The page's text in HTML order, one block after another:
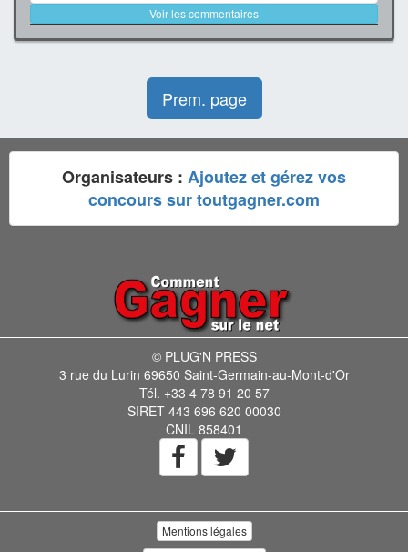
Voir les commentaires
Prem. page
Organisateurs : Ajoutez et gérez vos
concours sur toutgagner.com
© PLUG'N PRESS
3 rue du Lurin 69650 Saint-Germain-au-Mont-d'Or
Tél. +33 4 78 91 20 57
SIRET 443 696 620 00030
CNIL 858401
Mentions légales